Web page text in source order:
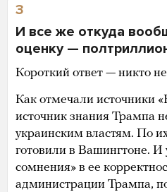
3
И все же откуда
оценку —
Короткий ответ — никто
Как отмечали источники
источник знания Трампа
украинским властям. По
готовили в Вашингтоне. И
сомнения» в ее
администрации Трампа,